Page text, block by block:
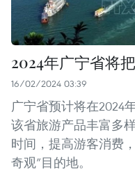
2024年广宁省将
16/02/2024 03:39
广宁省预计将在2024
该省旅游产品丰富多
时间，提高游客消费
奇观”目的地。